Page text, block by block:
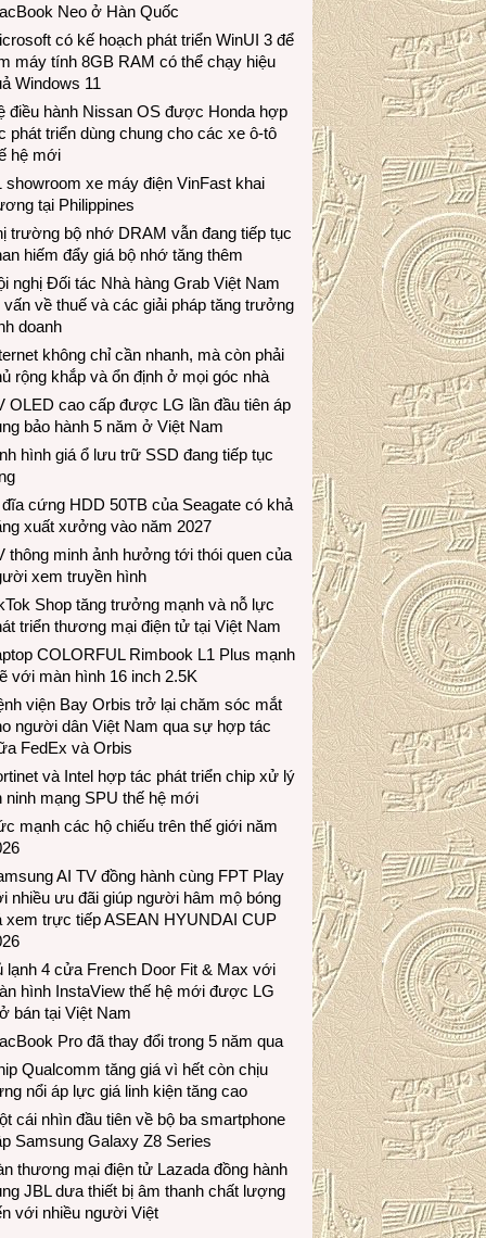
Neo ở Hàn Quốc
có kế hoạch phát triển WinUI 3 để
máy tính 8GB RAM có thể chạy hiệu
Windows 11
điều hành Nissan OS được Honda hợp
phát triển dùng chung cho các xe ô-tô
hệ mới
showroom xe máy điện VinFast khai
tại Philippines
trường bộ nhớ DRAM vẫn đang tiếp tục
hiếm đẩy giá bộ nhớ tăng thêm
nghị Đối tác Nhà hàng Grab Việt Nam
về thuế và các giải pháp tăng trưởng
doanh
không chỉ cần nhanh, mà còn phải
rộng khắp và ổn định ở mọi góc nhà
OLED cao cấp được LG lần đầu tiên áp
bảo hành 5 năm ở Việt Nam
hình giá ổ lưu trữ SSD đang tiếp tục
cứng HDD 50TB của Seagate có khả
xuất xưởng vào năm 2027
thông minh ảnh hưởng tới thói quen của
xem truyền hình
Shop tăng trưởng mạnh và nỗ lực
triển thương mại điện tử tại Việt Nam
COLORFUL Rimbook L1 Plus mạnh
với màn hình 16 inch 2.5K
viện Bay Orbis trở lại chăm sóc mắt
người dân Việt Nam qua sự hợp tác
FedEx và Orbis
và Intel hợp tác phát triển chip xử lý
ninh mạng SPU thế hệ mới
mạnh các hộ chiếu trên thế giới năm
AI TV đồng hành cùng FPT Play
nhiều ưu đãi giúp người hâm mộ bóng
xem trực tiếp ASEAN HYUNDAI CUP
lạnh 4 cửa French Door Fit & Max với
hình InstaView thế hệ mới được LG
bán tại Việt Nam
Pro đã thay đổi trong 5 năm qua
Qualcomm tăng giá vì hết còn chịu
nổi áp lực giá linh kiện tăng cao
cái nhìn đầu tiên về bộ ba smartphone
Samsung Galaxy Z8 Series
thương mại điện tử Lazada đồng hành
JBL dưa thiết bị âm thanh chất lượng
với nhiều người Việt